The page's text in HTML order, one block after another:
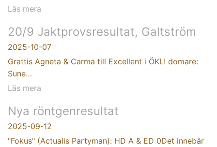
Läs mera
20/9 Jaktprovsresultat, Galtström
2025-10-07
Grattis Agneta & Carma till Excellent i ÖKL! domare:
Sune…
Läs mera
Nya röntgenresultat
2025-09-12
"Fokus" (Actualis Partyman): HD A & ED 0Det innebär